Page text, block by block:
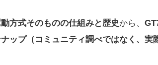
方式そのものの仕組みと歴史から、
ップ（コミュニティ調べではなく、実